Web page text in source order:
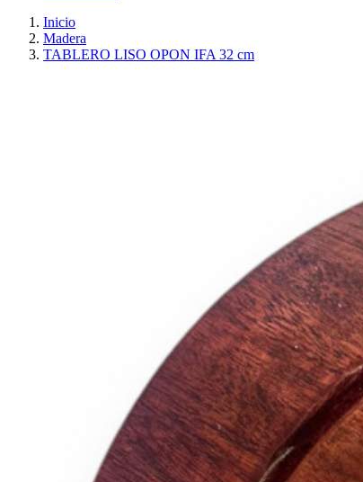
Inicio
Madera
TABLERO LISO OPON IFA 32 cm